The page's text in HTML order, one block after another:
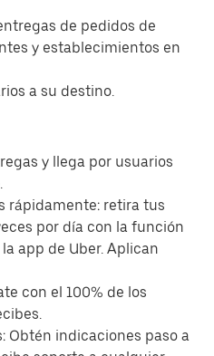
de pedidos de
y establecimientos en
a su destino.
y llega por usuarios
rápidamente: retira tus
por día con la función
app de Uber. Aplican
con el 100% de los
Obtén indicaciones paso a